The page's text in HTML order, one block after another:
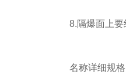
8.隔爆面上要
名称详细规格